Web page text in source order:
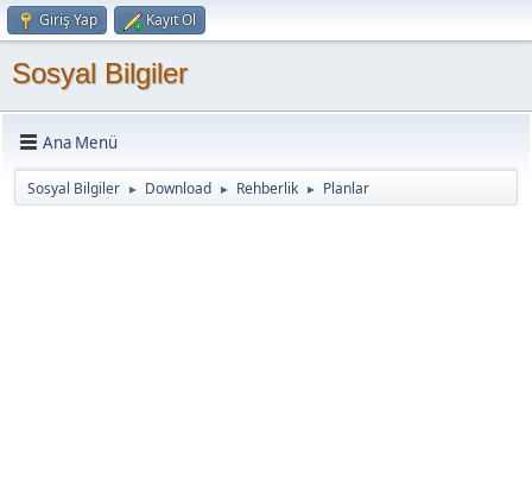
Giriş Yap Kayıt Ol
Sosyal Bilgiler
Ana Menü
Sosyal Bilgiler ► Download ► Rehberlik ► Planlar